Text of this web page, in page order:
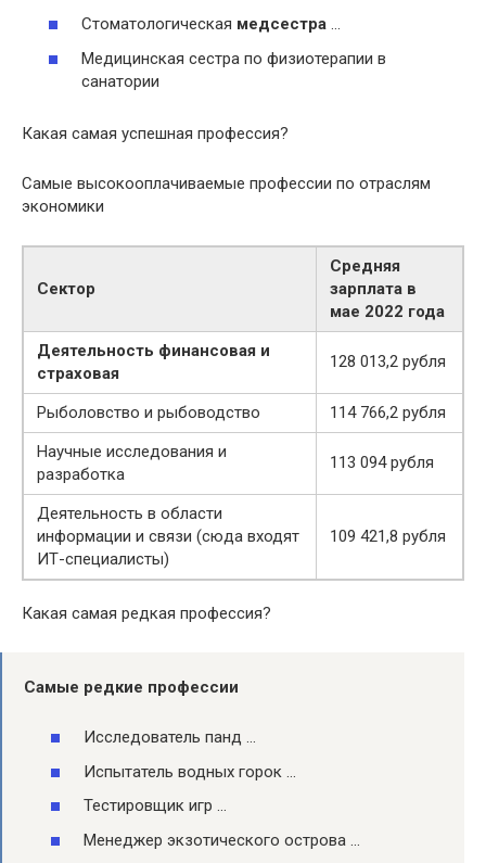
Стоматологическая медсестра …
Медицинская сестра по физиотерапии в
санатории
Какая самая успешная профессия?
Самые высокооплачиваемые профессии по отраслям
экономики
Сектор
Средняя
зарплата в
мае 2022 года
Деятельность финансовая и
страховая
128 013,2 рубля
Рыболовство и рыбоводство
114 766,2 рубля
Научные исследования и
разработка
113 094 рубля
Деятельность в области
информации и связи (сюда входят
ИТ-специалисты)
109 421,8 рубля
Какая самая редкая профессия?
Самые редкие профессии
Исследователь панд …
Испытатель водных горок …
Тестировщик игр …
Менеджер экзотического острова …